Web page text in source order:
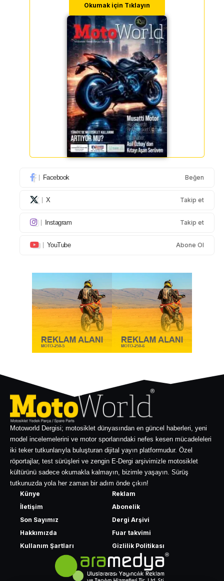
Okumak için Tıklayın
Facebook Beğen
X Takip et
Instagram Takip et
YouTube Abone Ol
Motoworld Dergisi; motosiklet dünyasından en güncel haberleri, yeni
model incelemelerini ve motor sporlarındaki nefes kesen mücadeleleri
iki teker tutkunlarıyla buluşturan dijital yayın platformudur. Özel
röportajlar, test sürüşleri ve zengin E-Dergi arşivimizle motosiklet
kültürünü sadece okumakla kalmayın, bizimle yaşayın. Sürüş
tutkunuzda yola her zaman bir adım önde çıkın!
Künye
İletişim
Son Sayımız
Hakkımızda
Kullanım Şartları
Reklam
Abonelik
Dergi Arşivi
Fuar takvimi
Gizlilik Politikası